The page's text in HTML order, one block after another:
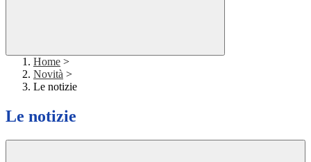
Home >
Novità >
Le notizie
Le notizie